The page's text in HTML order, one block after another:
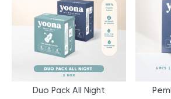
Duo Pack All Night